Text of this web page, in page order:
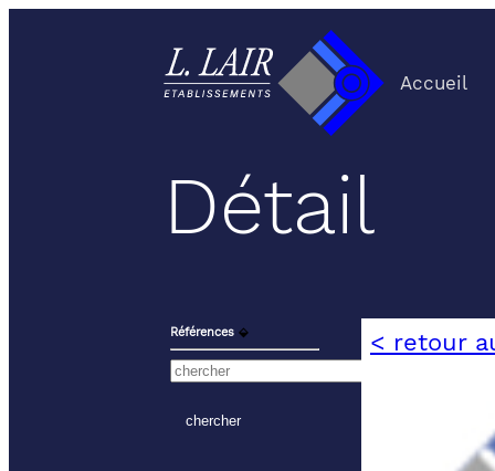
Accueil
Détail
Références ⬙ < retour